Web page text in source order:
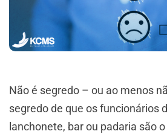
Não é segredo – ou ao menos
segredo de que os funcionários
lanchonete, bar ou padaria são